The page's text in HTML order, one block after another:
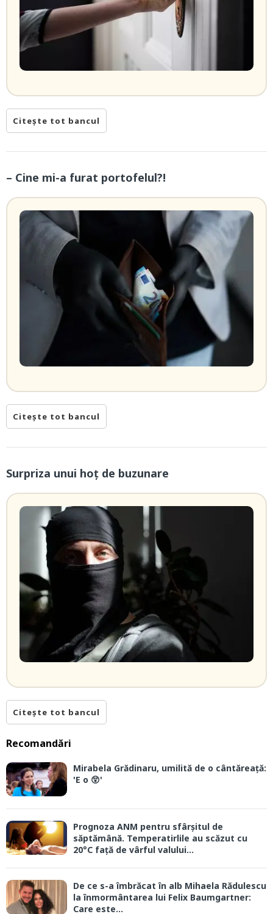
Citește tot bancul
– Cine mi-a furat portofelul?!
Citește tot bancul
Surpriza unui hoţ de buzunare
Citește tot bancul
Recomandări
Mirabela Grădinaru, umilită de o cântăreață:
'E o 😲'
Prognoza ANM pentru sfârșitul de
săptămână. Temperatirlile au scăzut cu
20°C față de vârful valului...
De ce s-a îmbrăcat în alb Mihaela Rădulescu
la înmormântarea lui Felix Baumgartner:
Care este...